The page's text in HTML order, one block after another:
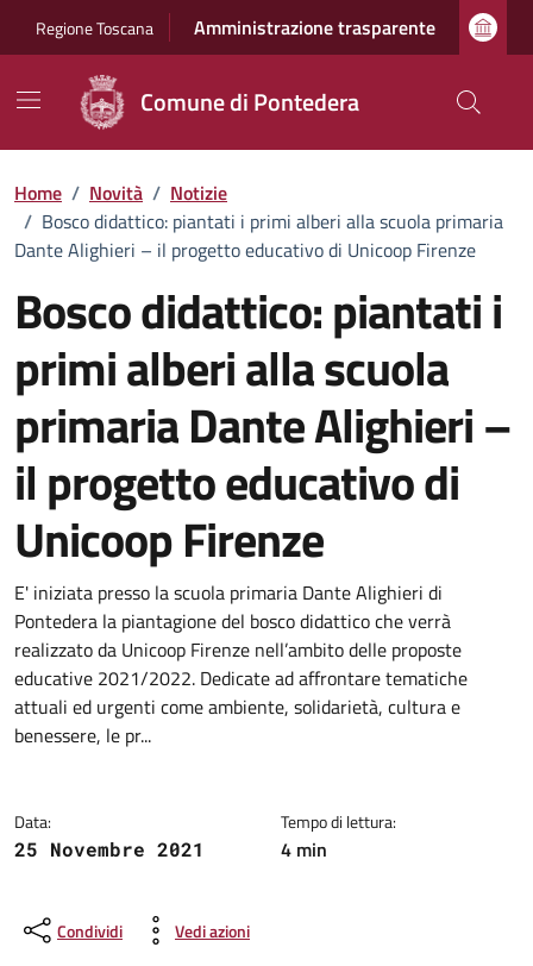
Regione Toscana Amministrazione trasparente
Comune di Pontedera
Home / Novità / Notizie
/ Bosco didattico: piantati i primi alberi alla scuola primaria
Dante Alighieri – il progetto educativo di Unicoop Firenze
Bosco didattico: piantati i
primi alberi alla scuola
primaria Dante Alighieri –
il progetto educativo di
Unicoop Firenze
Dettagli della notizia
E' iniziata presso la scuola primaria Dante Alighieri di
Pontedera la piantagione del bosco didattico che verrà
realizzato da Unicoop Firenze nell’ambito delle proposte
educative 2021/2022. Dedicate ad affrontare tematiche
attuali ed urgenti come ambiente, solidarietà, cultura e
benessere, le pr...
Data:
25 Novembre 2021
Tempo di lettura:
4 min
Condividi Vedi azioni